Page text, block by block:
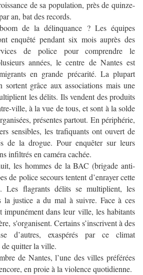
de sa population, près de quinze-
an, bat des records.
de la délinquance ? Les équipes
enquêté pendant six mois auprès des
de police pour comprendre le
années, le centre de Nantes est
en grande précarité. La plupart
sortent grâce aux associations mais une
les délits. Ils vendent des produits
ville, à la vue de tous, et sont à la solde
présentes partout. En périphérie,
sensibles, les trafiquants ont ouvert de
de la drogue. Pour enquêter sur leurs
infiltrés en caméra cachée.
les hommes de la BAC (brigade anti-
de police secours tentent d’enrayer cette
Les flagrants délits se multiplient, les
la justice a du mal à suivre. Face à ces
impunément dans leur ville, les habitants
s'organisent. Certains s’inscrivent à des
d’autres, exaspérés par ce climat
de quitter la ville.
de Nantes, l’une des villes préférées
en proie à la violence quotidienne.